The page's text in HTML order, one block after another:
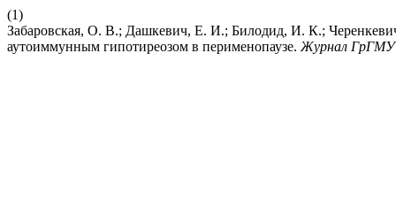
(1)
Забаровская, О. В.; Дашкевич, Е. И.; Билодид, И. К.;
аутоиммунным гипотиреозом в перименопаузе. Журнал ГрГМУ